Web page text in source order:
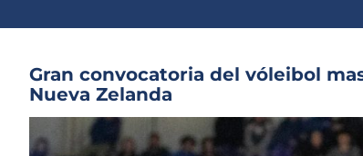
Gran convocatoria del vóleibol
Nueva Zelanda
imagen